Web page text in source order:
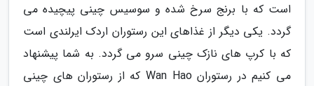
است که با برنج سرخ شده و سوسیس چینی پیچیده می
گردد. یکی دیگر از غذاهای این رستوران اردک ایرلندی است
که با کرپ های نازک چینی سرو می گردد. به شما پیشنهاد
می کنیم در رستوران Wan Hao که از رستوران های چینی